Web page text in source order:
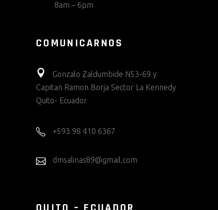
8am – 6pm
COMUNICARNOS
Gonzalo Zaldumbide N53-69 y
Capitan Ramon Borja Sector La Kennedy
Quito- Ecuador
+593 98 410 6367
dmsalinas89@gmail.com